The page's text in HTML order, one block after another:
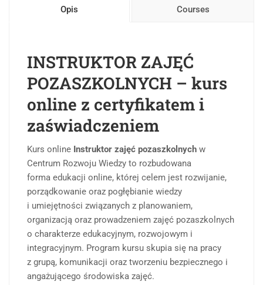
Opis Courses
INSTRUKTOR ZAJĘĆ
POZASZKOLNYCH – kurs
online z certyfikatem i
zaświadczeniem
Kurs online Instruktor zajęć pozaszkolnych w
Centrum Rozwoju Wiedzy to rozbudowana
forma edukacji online, której celem jest rozwijanie,
porządkowanie oraz pogłębianie wiedzy
i umiejętności związanych z planowaniem,
organizacją oraz prowadzeniem zajęć pozaszkolnych
o charakterze edukacyjnym, rozwojowym i
integracyjnym. Program kursu skupia się na pracy
z grupą, komunikacji oraz tworzeniu bezpiecznego i
angażującego środowiska zajęć.